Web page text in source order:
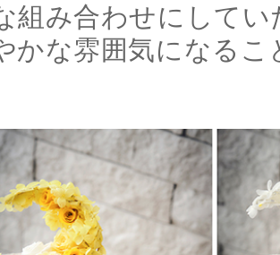
組み合わせにして
かな雰囲気になる